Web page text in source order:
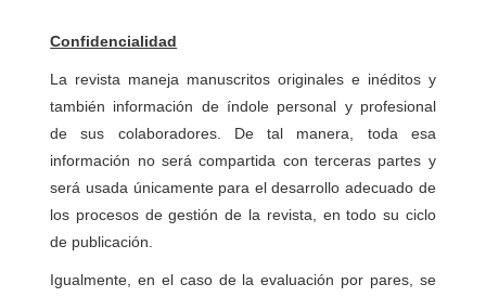
Confidencialidad
La revista maneja manuscritos originales e inéditos y
también información de índole personal y profesional
de sus colaboradores. De tal manera, toda esa
información no será compartida con terceras partes y
será usada únicamente para el desarrollo adecuado de
los procesos de gestión de la revista, en todo su ciclo
de publicación.
Igualmente, en el caso de la evaluación por pares, se